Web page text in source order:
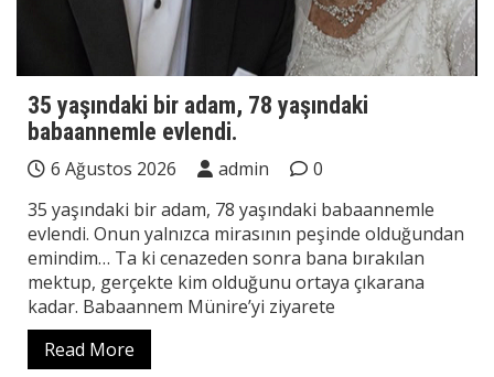
35 yaşındaki bir adam, 78 yaşındaki
babaannemle evlendi.
6 Ağustos 2026 admin
0
35 yaşındaki bir adam, 78 yaşındaki babaannemle
evlendi. Onun yalnızca mirasının peşinde olduğundan
emindim… Ta ki cenazeden sonra bana bırakılan
mektup, gerçekte kim olduğunu ortaya çıkarana
kadar. Babaannem Münire’yi ziyarete
Read More